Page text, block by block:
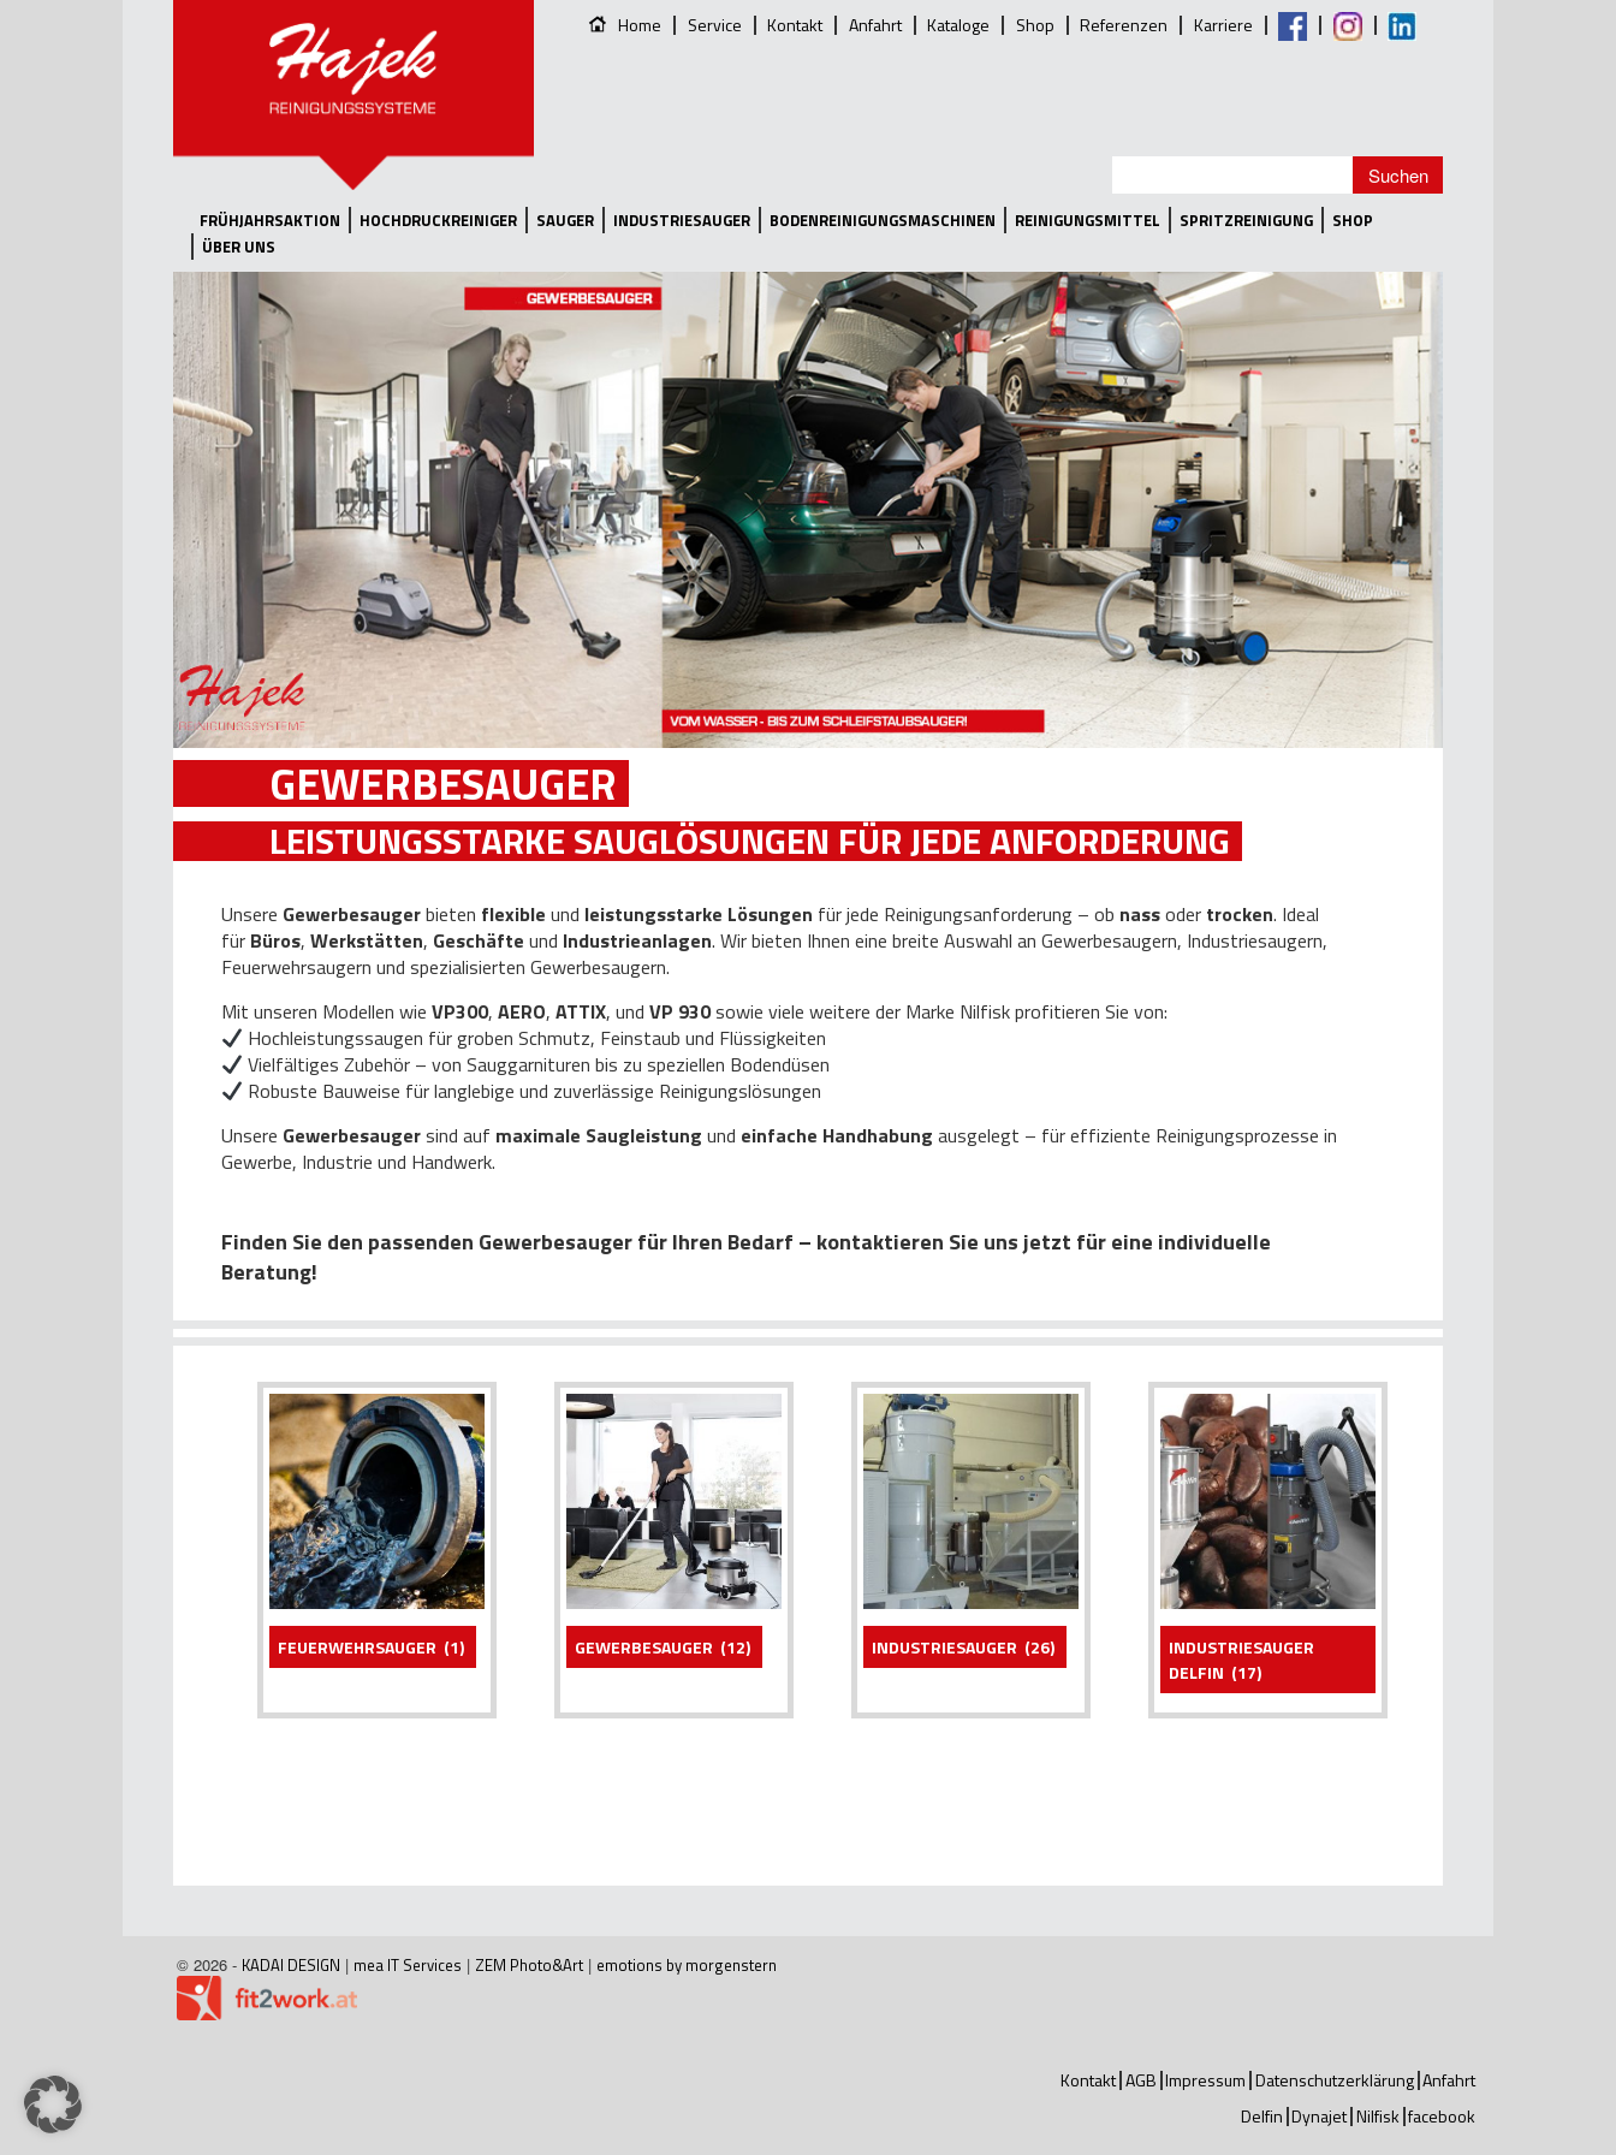
Home Service Kontakt Anfahrt Kataloge Shop Referenzen Karriere
FRÜHJAHRSAKTION HOCHDRUCKREINIGER SAUGER INDUSTRIESAUGER BODENREINIGUNGSMASCHINEN REINIGUNGSMITTEL SPRITZREINIGUNG
SHOP
ÜBER UNS
GEWERBESAUGER
LEISTUNGSSTARKE SAUGLÖSUNGEN FÜR JEDE ANFORDERUNG
Unsere Gewerbesaugerbieten flexible und leistungsstarke Lösungen für jede Reinigungsanforderung – ob nassoder trocken. Ideal
für Büros, Werkstätten, Geschäfte und Industrieanlagen. Wir bieten Ihnen eine breite Auswahl an Gewerbesaugern, Industriesaugern,
Feuerwehrsaugern und spezialisierten Gewerbesaugern.
Mit unseren Modellen wie VP300, AERO, ATTIX, und VP 930sowie viele weitere der Marke Nilfisk profitieren Sie von:
Hochleistungssaugen für groben Schmutz, Feinstaub und Flüssigkeiten
Vielfältiges Zubehör – von Sauggarnituren bis zu speziellen Bodendüsen
Robuste Bauweise für langlebige und zuverlässige Reinigungslösungen
Unsere Gewerbesaugersind auf maximale Saugleistung und einfache Handhabung ausgelegt – für effiziente Reinigungsprozesse in
Gewerbe, Industrie und Handwerk.
Finden Sie den passenden Gewerbesauger für Ihren Bedarf – kontaktieren Sie uns jetzt für eine individuelle
Beratung!
FEUERWEHRSAUGER (1) GEWERBESAUGER (12) INDUSTRIESAUGER (26)
INDUSTRIESAUGER
DELFIN (17)
© 2026 - KADAI DESIGN | mea IT Services | ZEM Photo&Art | emotions by morgenstern
Kontakt AGB Impressum Datenschutzerklärung Anfahrt
Delfin Dynajet Nilfisk facebook